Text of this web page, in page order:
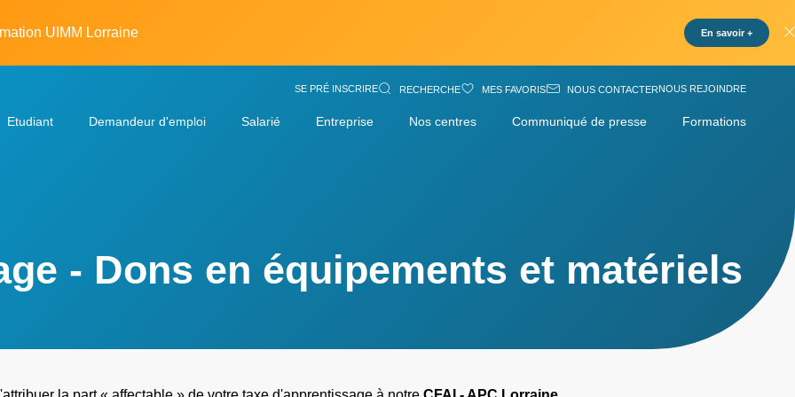
UIMM Lorraine En savoir +
SE PRÉ INSCRIRE RECHERCHE MES FAVORIS NOUS CONTACTERNOUS REJOINDRE
Etudiant Demandeur d'emploi Salarié Entreprise Nos centres Communiqué de presse Formations
- Dons en équipements et matériels